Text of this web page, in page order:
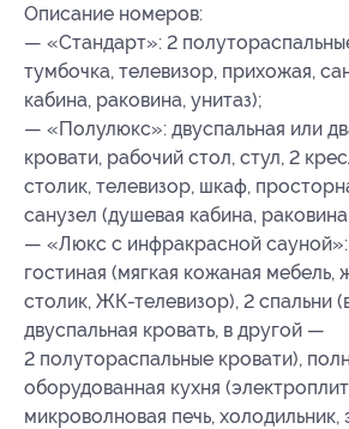
Описание номеров:
— «Стандарт»: 2
тумбочка, телевизор, прихожая,
кабина, раковина, унитаз);
— «Полулюкс»: двуспальная или
кровати, рабочий стол, стул, 2
столик, телевизор, шкаф,
санузел (душевая кабина,
— «Люкс с инфракрасной
гостиная (мягкая кожаная мебель,
столик, ЖК-телевизор), 2 спальни
двуспальная кровать, в другой —
2 полутораспальные кровати),
оборудованная кухня
микроволновая печь, холодильник,